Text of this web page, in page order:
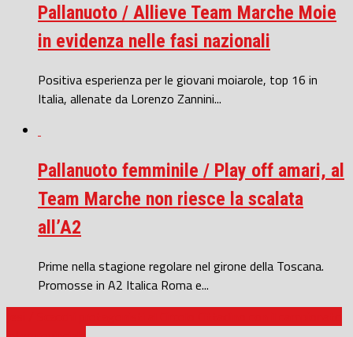
Pallanuoto / Allieve Team Marche Moie
in evidenza nelle fasi nazionali
Positiva esperienza per le giovani moiarole, top 16 in
Italia, allenate da Lorenzo Zannini...
Pallanuoto femminile / Play off amari, al
Team Marche non riesce la scalata
all’A2
Prime nella stagione regolare nel girone della Toscana.
Promosse in A2 Italica Roma e...